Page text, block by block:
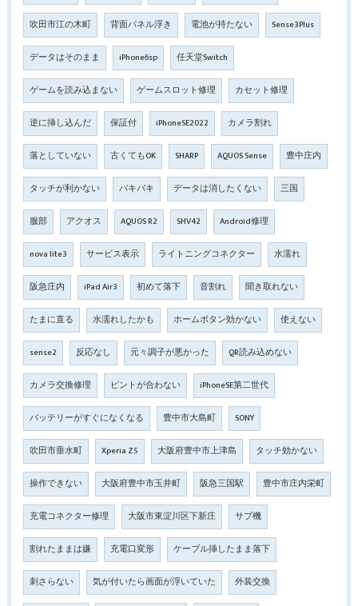
吹田市江の木町 背面パネル浮き 電池が持たない Sense3Plus
データはそのまま iPhone6sp 任天堂Switch
ゲームを読み込まない ゲームスロット修理 カセット修理
逆に挿し込んだ 保証付 iPhoneSE2022 カメラ割れ
落としていない 古くてもOK SHARP AQUOS Sense 豊中庄内
タッチが利かない バキバキ データは消したくない 三国
服部 アクオス AQUOS R2 SHV42 Android修理
nova lite3 サービス表示 ライトニングコネクター 水濡れ
阪急庄内 iPad Air3 初めて落下 音割れ 聞き取れない
たまに直る 水濡れしたかも ホームボタン効かない 使えない
sense2 反応なし 元々調子が悪かった QR読み込めない
カメラ交換修理 ピントが合わない iPhoneSE第二世代
バッテリーがすぐになくなる 豊中市大島町 SONY
吹田市垂水町 Xperia Z5 大阪府豊中市上津島 タッチ効かない
操作できない 大阪府豊中市玉井町 阪急三国駅 豊中市庄内栄町
充電コネクター修理 大阪市東淀川区下新庄 サブ機
割れたままは嫌 充電口変形 ケーブル挿したまま落下
刺さらない 気が付いたら画面が浮いていた 外装交換